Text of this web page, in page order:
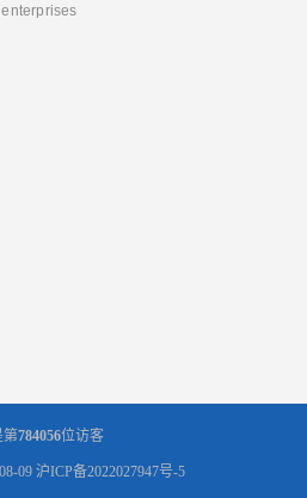
enterprises
第784056位访客
09 沪ICP备2022027947号-5